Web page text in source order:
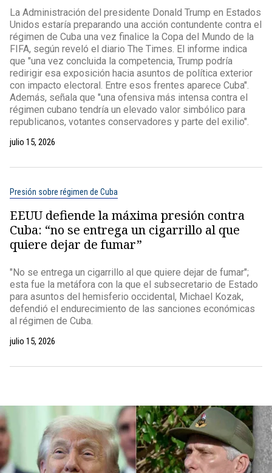
La Administración del presidente Donald Trump en Estados
Unidos estaría preparando una acción contundente contra el
régimen de Cuba una vez finalice la Copa del Mundo de la
FIFA, según reveló el diario The Times. El informe indica
que "una vez concluida la competencia, Trump podría
redirigir esa exposición hacia asuntos de política exterior
con impacto electoral. Entre esos frentes aparece Cuba".
Además, señala que "una ofensiva más intensa contra el
régimen cubano tendría un elevado valor simbólico para
republicanos, votantes conservadores y parte del exilio".
julio 15, 2026
Presión sobre régimen de Cuba
EEUU defiende la máxima presión contra
Cuba: “no se entrega un cigarrillo al que
quiere dejar de fumar”
"No se entrega un cigarrillo al que quiere dejar de fumar";
esta fue la metáfora con la que el subsecretario de Estado
para asuntos del hemisferio occidental, Michael Kozak,
defendió el endurecimiento de las sanciones económicas
al régimen de Cuba.
julio 15, 2026